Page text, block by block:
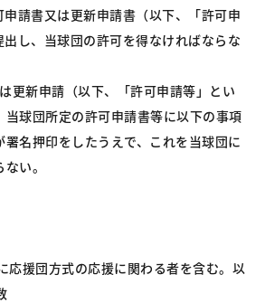
請書又は更新申請書（以下、「許可申
し、当球団の許可を得なければならな
新申請（以下、「許可申請等」とい
当球団所定の許可申請書等に以下の事項
署名押印をしたうえで、これを当球団に
い。
援団方式の応援に関わる者を含む。以